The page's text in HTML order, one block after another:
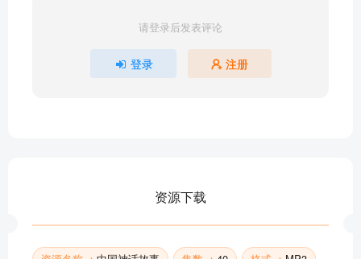
部分目录展示 ▶ 下载后解锁 40 首完整音频
请登录后发表评论
登录 注册
资源下载